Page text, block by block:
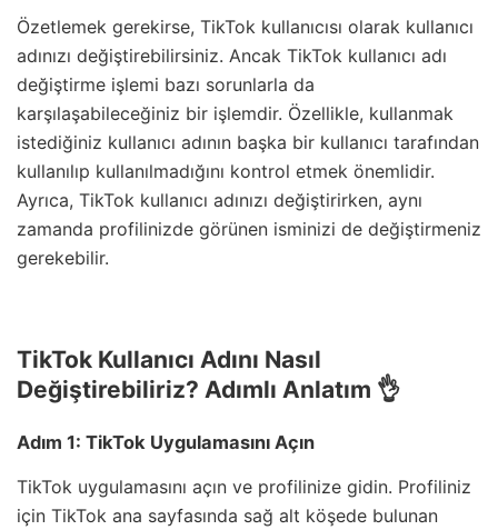
Özetlemek gerekirse, TikTok kullanıcısı olarak kullanıcı
adınızı değiştirebilirsiniz. Ancak TikTok kullanıcı adı
değiştirme işlemi bazı sorunlarla da
karşılaşabileceğiniz bir işlemdir. Özellikle, kullanmak
istediğiniz kullanıcı adının başka bir kullanıcı tarafından
kullanılıp kullanılmadığını kontrol etmek önemlidir.
Ayrıca, TikTok kullanıcı adınızı değiştirirken, aynı
zamanda profilinizde görünen isminizi de değiştirmeniz
gerekebilir.
TikTok Kullanıcı Adını Nasıl
Değiştirebiliriz? Adımlı Anlatım 👌
Adım 1: TikTok Uygulamasını Açın
TikTok uygulamasını açın ve profilinize gidin. Profiliniz
için TikTok ana sayfasında sağ alt köşede bulunan